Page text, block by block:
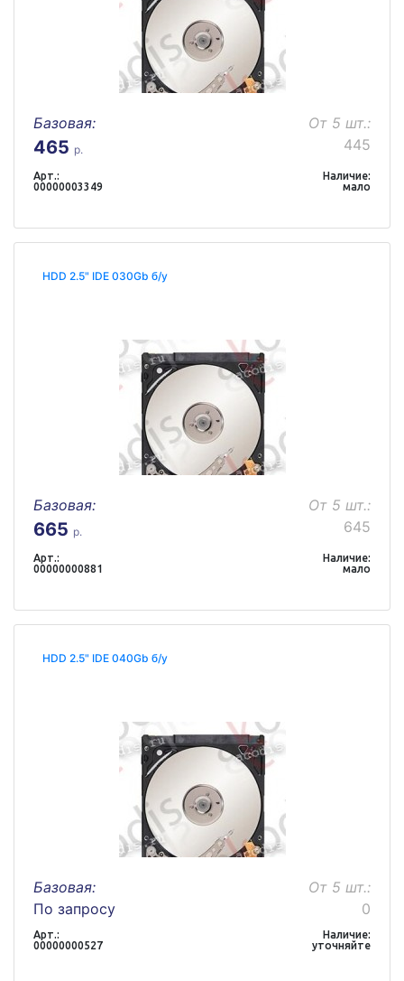
Базовая:
465 р.
От 5 шт.:
445
Арт.:
00000003349
Наличие:
мало
HDD 2.5" IDE 030Gb б/у
Базовая:
665 р.
От 5 шт.:
645
Арт.:
00000000881
Наличие:
мало
HDD 2.5" IDE 040Gb б/у
Базовая:
По запросу
От 5 шт.:
0
Арт.:
00000000527
Наличие:
уточняйте